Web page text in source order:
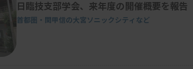
日臨技支部学会、来年度の開催概要を報告
首都圏・関甲信の大宮ソニックシティなど